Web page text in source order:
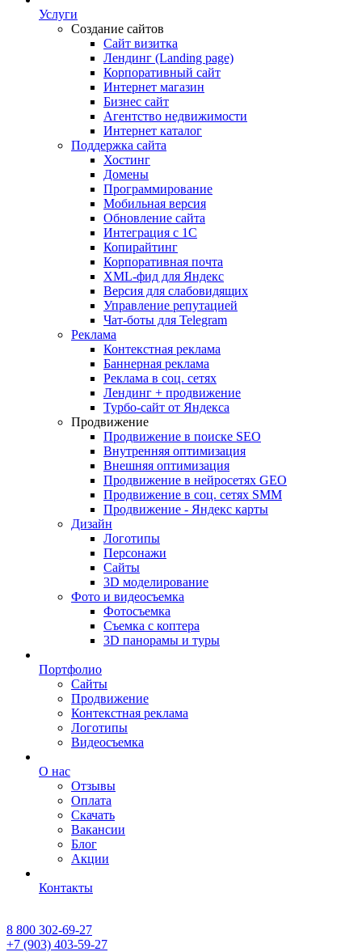
Услуги
Создание сайтов
Сайт визитка
Лендинг (Landing page)
Корпоративный сайт
Интернет магазин
Бизнес сайт
Агентство недвижимости
Интернет каталог
Поддержка сайта
Хостинг
Домены
Программирование
Мобильная версия
Обновление сайта
Интеграция с 1С
Копирайтинг
Корпоративная почта
XML-фид для Яндекс
Версия для слабовидящих
Управление репутацией
Чат-боты для Telegram
Реклама
Контекстная реклама
Баннерная реклама
Реклама в соц. сетях
Лендинг + продвижение
Турбо-сайт от Яндекса
Продвижение
Продвижение в поиске SEO
Внутренняя оптимизация
Внешняя оптимизация
Продвижение в нейросетях GEO
Продвижение в соц. сетях SMM
Продвижение - Яндекс карты
Дизайн
Логотипы
Персонажи
Сайты
3D моделирование
Фото и видеосъемка
Фотосъемка
Съемка с коптера
3D панорамы и туры
Портфолио
Сайты
Продвижение
Контекстная реклама
Логотипы
Видеосъемка
О нас
Отзывы
Оплата
Скачать
Вакансии
Блог
Акции
Контакты
8 800 302-69-27
+7 (903) 403-59-27